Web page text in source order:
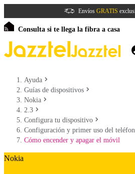
Envíos GRATIS
Consulta si te llega la fibra a casa
Ayuda
Guías de dispositivos
Nokia
2.3
Configura tu dispositivo
Configuración y primer uso del
Cómo encender y apagar el móvil
Nokia